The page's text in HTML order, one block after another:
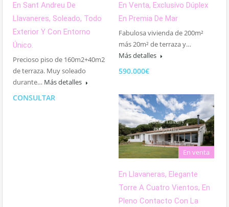
En Sant Andreu De
Llavaneres, Soleado, Todo
Exterior Y Con Entorno
Único.
Precioso piso de 160m2+40m2
de terraza. Muy soleado
durante… Más detalles
CONSULTAR
En Venta, Exclusivo Dúplex
En Premia De Mar
Fabulosa vivienda de 200m²
más 20m² de terraza y…
Más detalles
590.000€
En venta
En Llavaneras, Elegante
Torre A Cuatro Vientos, En
Pleno Contacto Con La